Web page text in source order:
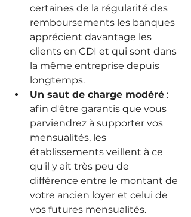
certaines de la régularité des
remboursements les banques
apprécient davantage les
clients en CDI et qui sont dans
la même entreprise depuis
longtemps.
Un saut de charge modéré :
afin d'être garantis que vous
parviendrez à supporter vos
mensualités, les
établissements veillent à ce
qu'il y ait très peu de
différence entre le montant de
votre ancien loyer et celui de
vos futures mensualités.